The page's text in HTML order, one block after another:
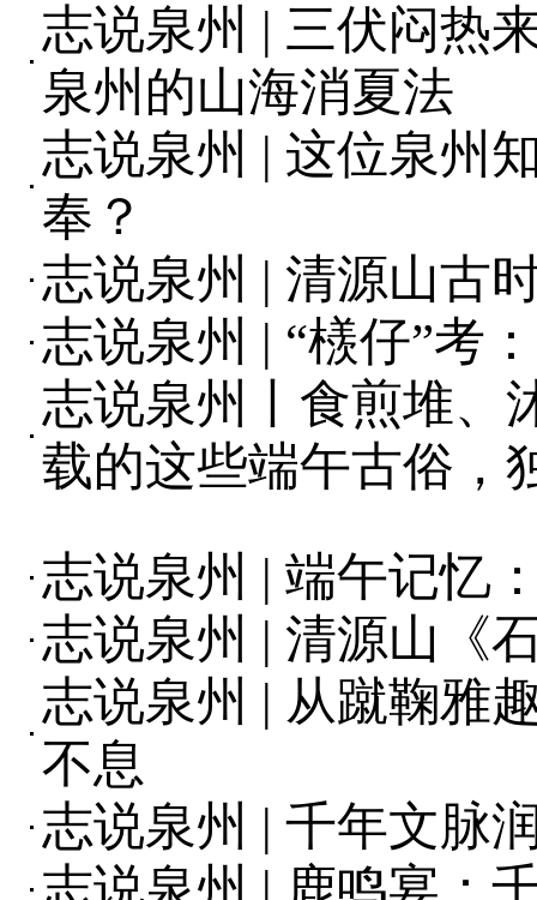
志说泉州 | 三伏闷热
泉州的山海消夏法
志说泉州 | 这位泉州
奉？
志说泉州 | 清源山古
志说泉州 | “檨仔”考
志说泉州丨食煎堆
载的这些端午古俗，
志说泉州 | 端午记忆
志说泉州 | 清源山《
志说泉州 | 从蹴鞠雅
不息
志说泉州 | 千年文脉
志说泉州 | 鹿鸣宴：